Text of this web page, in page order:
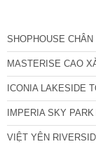
SHOPHOUSE
MASTERISE CAO
ICONIA LAKESIDE
IMPERIA SKY
VIỆT YÊN